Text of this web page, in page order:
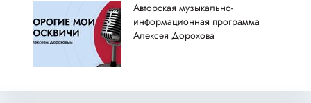
Авторская музыкально-
информационная программа
Алексея Дорохова